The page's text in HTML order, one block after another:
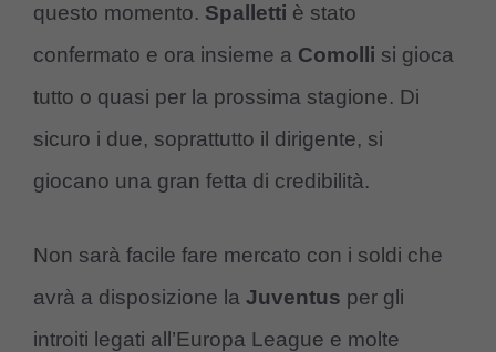
questo momento. Spalletti è stato
confermato e ora insieme a Comolli si gioca
tutto o quasi per la prossima stagione. Di
sicuro i due, soprattutto il dirigente, si
giocano una gran fetta di credibilità.
Non sarà facile fare mercato con i soldi che
avrà a disposizione la Juventus per gli
introiti legati all’Europa League e molte